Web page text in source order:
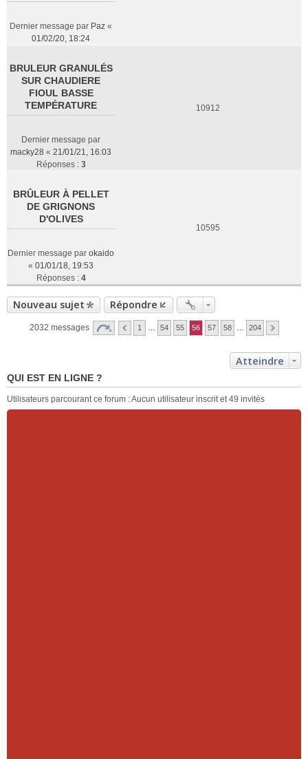
Dernier message par Paz «
01/02/20, 18:24
BRULEUR GRANULÉS
SUR CHAUDIERE
FIOUL BASSE
TEMPÉRATURE
Dernier message par
macky28 « 21/01/21, 16:03
Réponses : 3
10912
BRÛLEUR À PELLET
DE GRIGNONS
D'OLIVES
Dernier message par okaido
« 01/01/18, 19:53
Réponses : 4
10595
Nouveau sujet Répondre
2032 messages 1 54 55 56 57 58 204
Atteindre
QUI EST EN LIGNE ?
Utilisateurs parcourant ce forum : Aucun utilisateur inscrit et 49 invités